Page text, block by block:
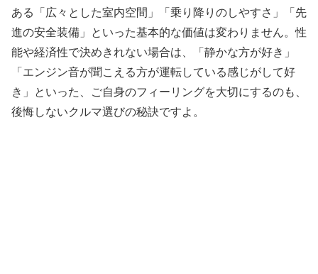
ある「広々とした室内空間」「乗り降りのしやすさ」「先
進の安全装備」といった基本的な価値は変わりません。性
能や経済性で決めきれない場合は、「静かな方が好き」
「エンジン音が聞こえる方が運転している感じがして好
き」といった、ご自身のフィーリングを大切にするのも、
後悔しないクルマ選びの秘訣ですよ。